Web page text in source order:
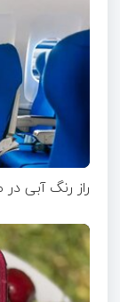
راز رنگ آبی